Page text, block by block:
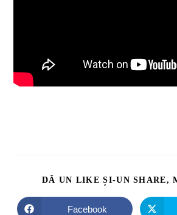
DĂ UN LIKE ȘI-UN SHARE,
Facebook